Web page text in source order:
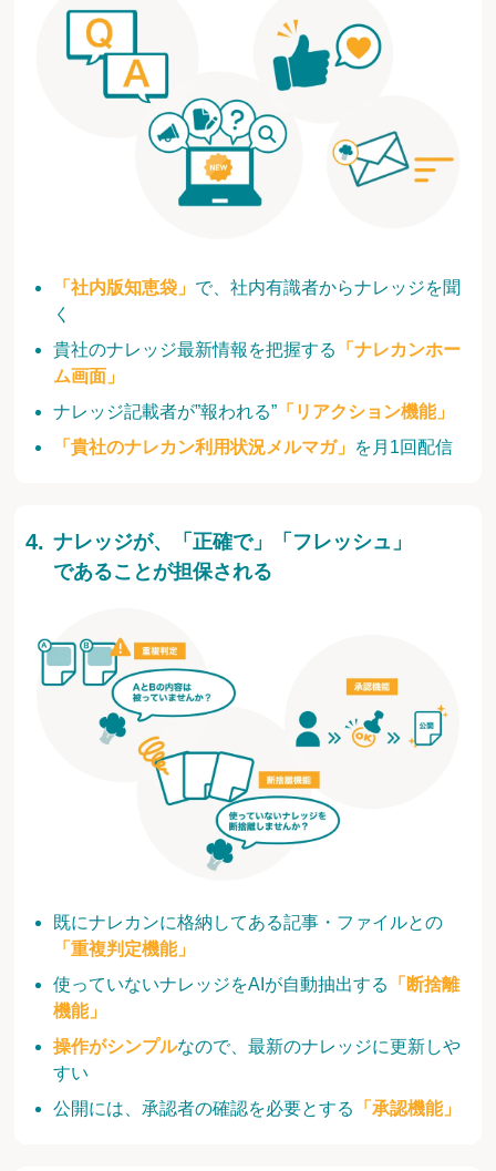
「社内版知恵袋」 で、社内有識者からナレッジを聞
く
貴社のナレッジ最新情報を把握する
「ナレカンホー
ム画面」
ナレッジ記載者が”報われる” 「リアクション機能」
「貴社のナレカン利用状況メルマガ」 を月1回配信
既にナレカンに格納してある記事・ファイルとの
「重複判定機能」
使っていないナレッジをAIが自動抽出する
「断捨離
機能」
操作がシンプルなので、最新のナレッジに更新しや
すい
公開には、承認者の確認を必要とする
「承認機能」
ナレッジが、「正確で」「フレッシュ」
であることが担保される